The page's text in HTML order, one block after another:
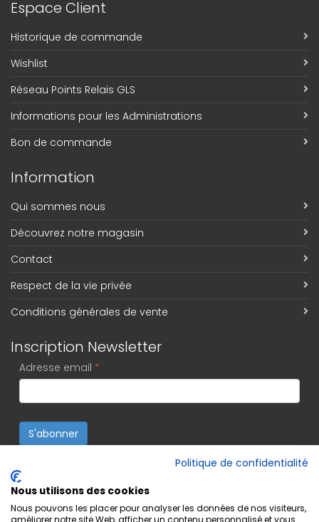
Espace Client
Historique de commande
Wishlist
Réseau Points Relais GLS
Informations pour les Administrations
Bon de commande
Information
Qui sommes nous
Découvrez notre magasin
Contact
Respect de la vie privée
Conditions générales de vente
Inscription Newsletter
Adresse email *
S'abonner
Politique de confidentialité
Nous utilisons des cookies
Nous pouvons les placer pour analyser les données de nos visiteurs,
améliorer notre site Web, afficher un contenu personnalisé et vous